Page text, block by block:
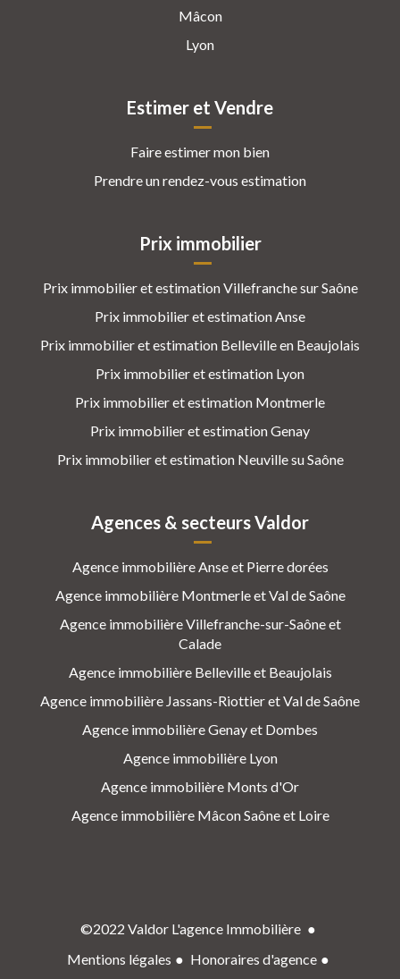
Mâcon
Lyon
Estimer et Vendre
Faire estimer mon bien
Prendre un rendez-vous estimation
Prix immobilier
Prix immobilier et estimation Villefranche sur Saône
Prix immobilier et estimation Anse
Prix immobilier et estimation Belleville en Beaujolais
Prix immobilier et estimation Lyon
Prix immobilier et estimation Montmerle
Prix immobilier et estimation Genay
Prix immobilier et estimation Neuville su Saône
Agences & secteurs Valdor
Agence immobilière Anse et Pierre dorées
Agence immobilière Montmerle et Val de Saône
Agence immobilière Villefranche-sur-Saône et
Calade
Agence immobilière Belleville et Beaujolais
Agence immobilière Jassans-Riottier et Val de Saône
Agence immobilière Genay et Dombes
Agence immobilière Lyon
Agence immobilière Monts d'Or
Agence immobilière Mâcon Saône et Loire
©2022 Valdor L'agence Immobilière
Mentions légales
Honoraires d'agence